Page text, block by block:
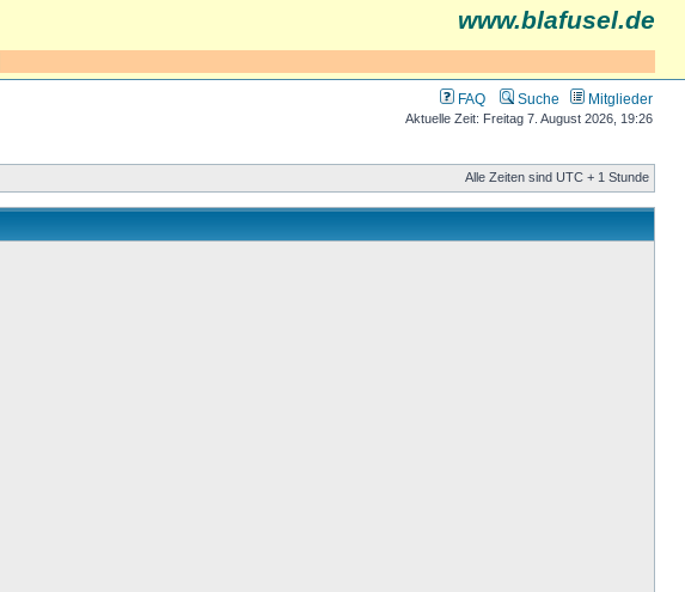
www.blafusel.de
FAQ Suche Mitglieder
Aktuelle Zeit: Freitag 7. August 2026, 19:26
Alle Zeiten sind UTC + 1 Stunde